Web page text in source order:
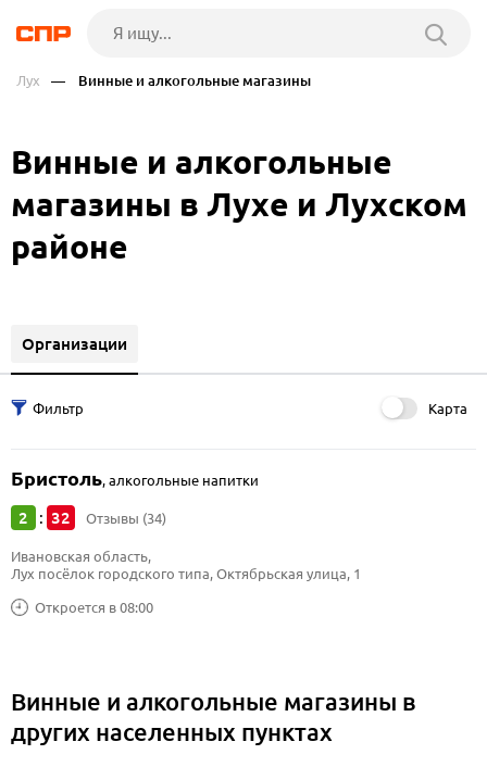
Лух — Винные и алкогольные магазины
Винные и алкогольные
магазины в Лухе и Лухском
районе
Организации
Карта
Бристоль,алкогольные напитки
2 : 32 Отзывы (34)
Откроется в 08:00
Ивановская область,
Лух посёлок городского типа, Октябрьская улица, 1
Винные и алкогольные магазины в
других населенных пунктах